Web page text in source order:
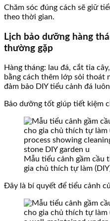
Chăm sóc đúng cách sẽ giữ
theo thời gian.
Lịch bảo dưỡng hàng
thường gặp
Hàng tháng: lau đá, cắt tỉa
bằng cách thêm lớp sỏi thoát
đảm bảo DIY tiểu cảnh đá
Bảo dưỡng tốt giúp tiết kiệm
Mẫu tiểu cảnh gầm cầu
gia chủ thích tự làm
Đây là bí quyết để tiểu cảnh